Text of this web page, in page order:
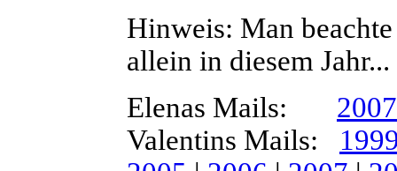
Hinweis: Man
allein in diesem Jahr...
Elenas Mails: 2007
Valentins Mails: